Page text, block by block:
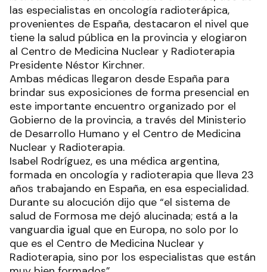
las especialistas en oncología radioterápica,
provenientes de España, destacaron el nivel que
tiene la salud pública en la provincia y elogiaron
al Centro de Medicina Nuclear y Radioterapia
Presidente Néstor Kirchner.
Ambas médicas llegaron desde España para
brindar sus exposiciones de forma presencial en
este importante encuentro organizado por el
Gobierno de la provincia, a través del Ministerio
de Desarrollo Humano y el Centro de Medicina
Nuclear y Radioterapia.
Isabel Rodríguez, es una médica argentina,
formada en oncología y radioterapia que lleva 23
años trabajando en España, en esa especialidad.
Durante su alocución dijo que “el sistema de
salud de Formosa me dejó alucinada; está a la
vanguardia igual que en Europa, no solo por lo
que es el Centro de Medicina Nuclear y
Radioterapia, sino por los especialistas que están